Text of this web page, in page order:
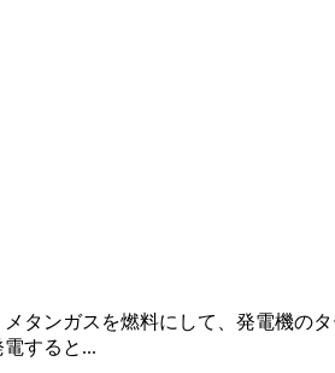
メタンガスを燃料にして、発電機
すると...